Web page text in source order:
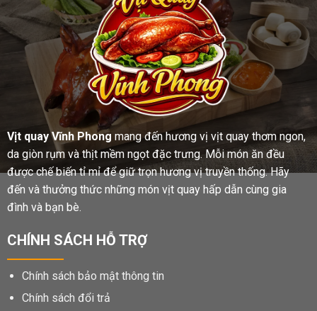
Vịt quay Vĩnh Phong mang đến hương vị vịt quay thơm ngon,
da giòn rụm và thịt mềm ngọt đặc trưng. Mỗi món ăn đều
được chế biến tỉ mỉ để giữ trọn hương vị truyền thống. Hãy
đến và thưởng thức những món vịt quay hấp dẫn cùng gia
đình và bạn bè.
CHÍNH SÁCH HỖ TRỢ
Chính sách bảo mật thông tin
Chính sách đổi trả